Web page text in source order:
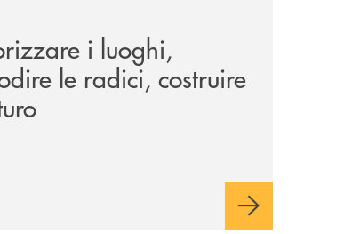
i luoghi,
le radici, costruire